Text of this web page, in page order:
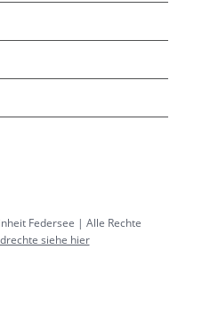
Federsee | Alle Rechte
siehe hier